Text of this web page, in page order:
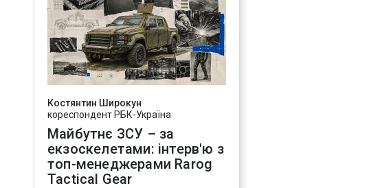
Костянтин Широкун
кореспондент РБК-Україна
Майбутнє ЗСУ – за
екзоскелетами: інтерв'ю з
топ-менеджерами Rarog
Tactical Gear